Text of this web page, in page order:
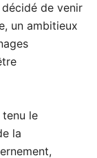
de venir
un ambitieux
tenu le
la